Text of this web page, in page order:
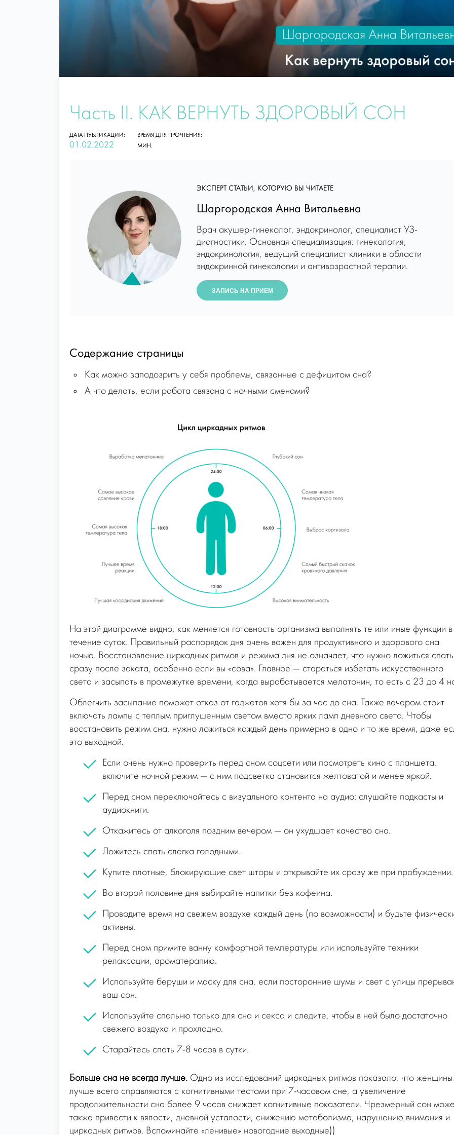
Часть II. КАК ВЕРНУТЬ ЗДОРОВЫЙ СОН
ДАТА ПУБЛИКАЦИИ:
01.02.2022
ВРЕМЯ ДЛЯ ПРОЧТЕНИЯ:
МИН.
ЭКСПЕРТ СТАТЬИ, КОТОРУЮ ВЫ ЧИТАЕТЕ
Шаргородская Анна Витальевна
Врач акушер-гинеколог, эндокринолог, специалист УЗ-
диагностики. Основная специализация: гинекология,
эндокринология, ведущий специалист клиники в области
эндокринной гинекологии и антивозрастной терапии.
ЗАПИСЬ НА ПРИЕМ
Содержание страницы
Как можно заподозрить у себя проблемы, связанные с дефицитом сна?
А что делать, если работа связана с ночными сменами?
На этой диаграмме видно, как меняется готовность организма выполнять те или иные функции в
течение суток. Правильный распорядок дня очень важен для продуктивного и здорового сна
ночью. Восстановление циркадных ритмов и режима дня не означает, что нужно ложиться спать
сразу после заката, особенно если вы «сова». Главное — стараться избегать искусственного
света и засыпать в промежутке времени, когда вырабатывается мелатонин, то есть с 23 до 4
Облегчить засыпание поможет отказ от гаджетов хотя бы за час до сна. Также вечером стоит
включать лампы с теплым приглушенным светом вместо ярких ламп дневного света. Чтобы
восстановить режим сна, нужно ложиться каждый день примерно в одно и то же время, даже
это выходной.
Если очень нужно проверить перед сном соцсети или посмотреть кино с планшета,
включите ночной режим — с ним подсветка становится желтоватой и менее яркой.
Перед сном переключайтесь с визуального контента на аудио: слушайте подкасты и
аудиокниги.
Откажитесь от алкоголя поздним вечером — он ухудшает качество сна.
Ложитесь спать слегка голодными.
Купите плотные, блокирующие свет шторы и открывайте их сразу же при пробуждении.
Во второй половине дня выбирайте напитки без кофеина.
Проводите время на свежем воздухе каждый день (по возможности) и будьте
активны.
Перед сном примите ванну комфортной температуры или используйте техники
релаксации, ароматерапию.
Используйте беруши и маску для сна, если посторонние шумы и свет с улицы
ваш сон.
Используйте спальню только для сна и секса и следите, чтобы в ней было достаточно
свежего воздуха и прохладно.
Старайтесь спать 7-8 часов в сутки.
Больше сна не всегда лучше. Одно из исследований циркадных ритмов показало, что женщины
лучше всего справляются с когнитивными тестами при 7-часовом сне, а увеличение
продолжительности сна более 9 часов снижает когнитивные показатели. Чрезмерный сон
также привести к вялости, дневной усталости, снижению метаболизма, нарушению внимания и
циркадных ритмов. Вспоминайте «ленивые» новогодние выходные))